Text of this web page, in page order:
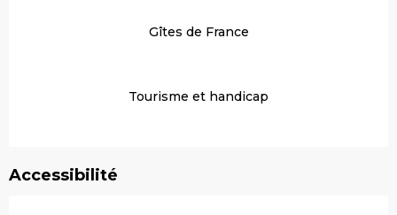
Gîtes de France
Tourisme et handicap
Accessibilité